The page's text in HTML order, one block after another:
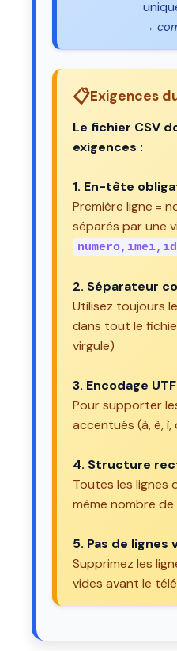
→
📋Exigences
Le fichier CSV
exigences :
1. En-tête
Première ligne =
séparés par une
2. Séparateur
Utilisez toujours
dans tout le
virgule)
3. Encodage
Pour supporter
accentués (à, è, ì,
4. Structure
Toutes les lignes
même nombre
5. Pas de lignes
Supprimez les
vides avant le